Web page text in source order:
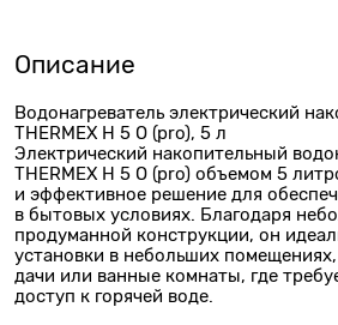
Описание
Водонагреватель электрический
THERMEX H 5 O (pro), 5 л
Электрический накопительный
THERMEX H 5 O (pro) объемом 5
и эффективное решение для
в бытовых условиях. Благодаря
продуманной конструкции, он
установки в небольших помещениях,
дачи или ванные комнаты, где
доступ к горячей воде.